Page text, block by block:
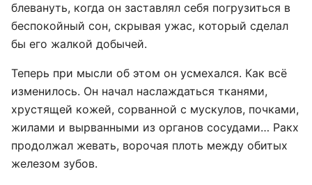
блевануть, когда он заставлял себя погрузиться в
беспокойный сон, скрывая ужас, который сделал
бы его жалкой добычей.
Теперь при мысли об этом он усмехался. Как всё
изменилось. Он начал наслаждаться тканями,
хрустящей кожей, сорванной с мускулов, почками,
жилами и вырванными из органов сосудами… Ракх
продолжал жевать, ворочая плоть между обитых
железом зубов.